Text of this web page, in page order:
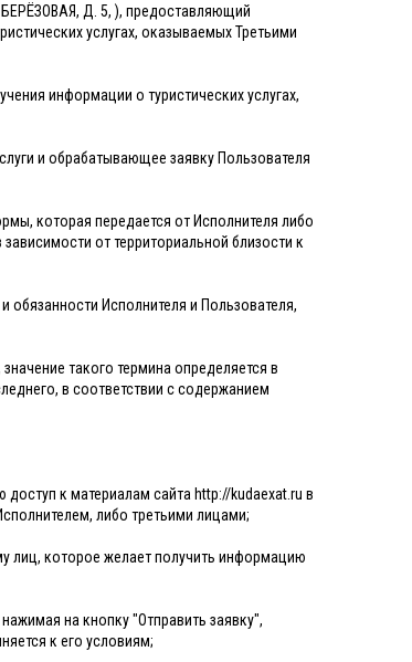
Д. 5, ), предоставляющий
услугах, оказываемых Третьими
информации о туристических услугах,
и обрабатывающее заявку Пользователя
которая передается от Исполнителя либо
от территориальной близости к
обязанности Исполнителя и Пользователя,
такого термина определяется в
в соответствии с содержанием
к материалам сайта http://kudaexat.ru в
либо третьими лицами;
лиц, которое желает получить информацию
на кнопку "Отправить заявку",
к его условиям;